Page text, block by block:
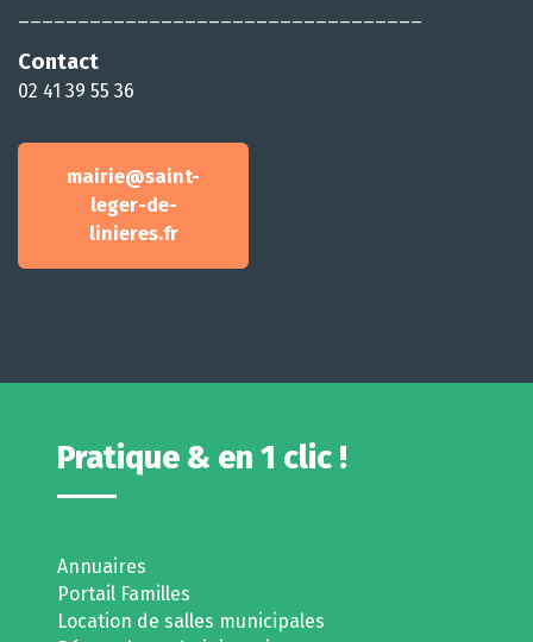
Contact
02 41 39 55 36
mairie@saint-
leger-de-
linieres.fr
Pratique & en 1 clic !
Annuaires
Portail Familles
Location de salles municipales